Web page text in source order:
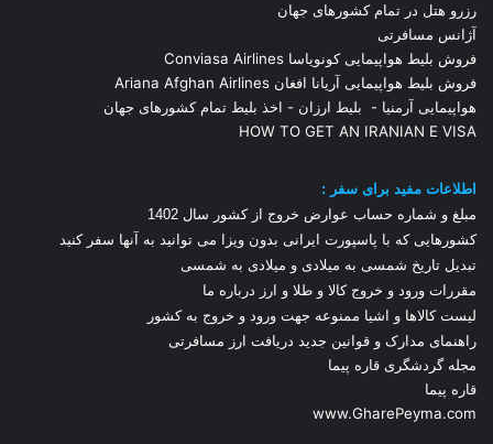
رزرو هتل در تمام کشورهای جهان
آژانس مسافرتی
فروش بلیط هواپیمایی کونویاسا Conviasa Airlines
فروش بلیط هواپیمایی آریانا افغان Ariana Afghan Airlines
هواپیمایی آرمنیا - بلیط ارزان - اخذ بلیط تمام کشورهای جهان
HOW TO GET AN IRANIAN E VISA
اطلاعات مفید برای سفر :
مبلغ و شماره حساب عوارض خروج از کشور سال 1 402
کشورهایی که با پاسپورت ایرانی بدون ویزا می توانید به آنها سفر کنید
تبدیل تاریخ شمسی به میلادی و میلادی به شمسی
مقررات ورود و خروج کالا و طلا و ارز درباره ما
لیست کالاها و اشیا ممنوعه جهت ورود و خروج به کشور
راهنمای مدارک و قوانین جدید دریافت ارز مسافرتی
مجله گردشگری قاره پیما
قاره پیما
www.GharePeyma.com